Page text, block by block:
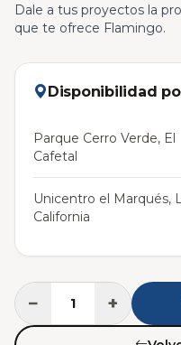
Dale a tus proyectos la
que te ofrece Flamingo.
Disponibilidad
Parque Cerro Verde, El
Cafetal
Unicentro el Marqués,
California
− +